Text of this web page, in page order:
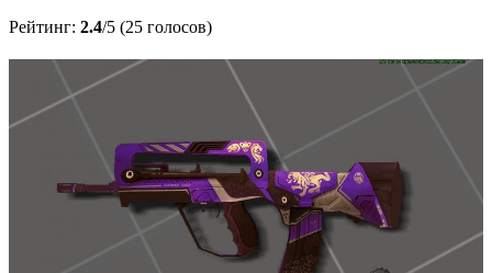
Рейтинг: 2.4/5 (25 голосов)